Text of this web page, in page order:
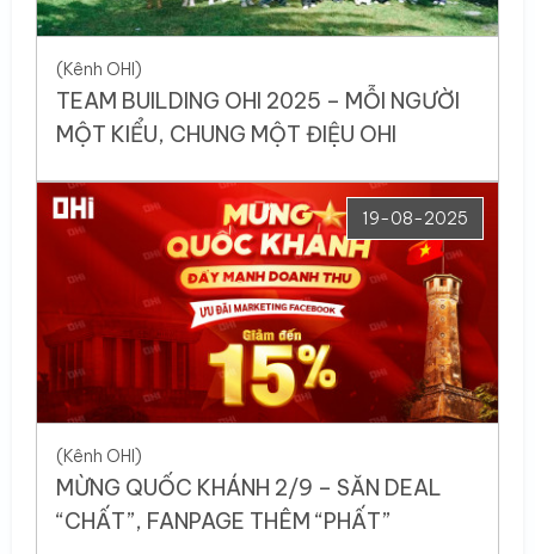
(Kênh OHI)
TEAM BUILDING OHI 2025 – MỖI NGƯỜI
MỘT KIỂU, CHUNG MỘT ĐIỆU OHI
19-08-2025
(Kênh OHI)
MỪNG QUỐC KHÁNH 2/9 – SĂN DEAL
“CHẤT”, FANPAGE THÊM “PHẤT”